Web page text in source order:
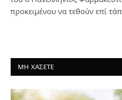
προκειμένου να τεθούν επί
ΜΗ ΧΑΣΕΤΕ